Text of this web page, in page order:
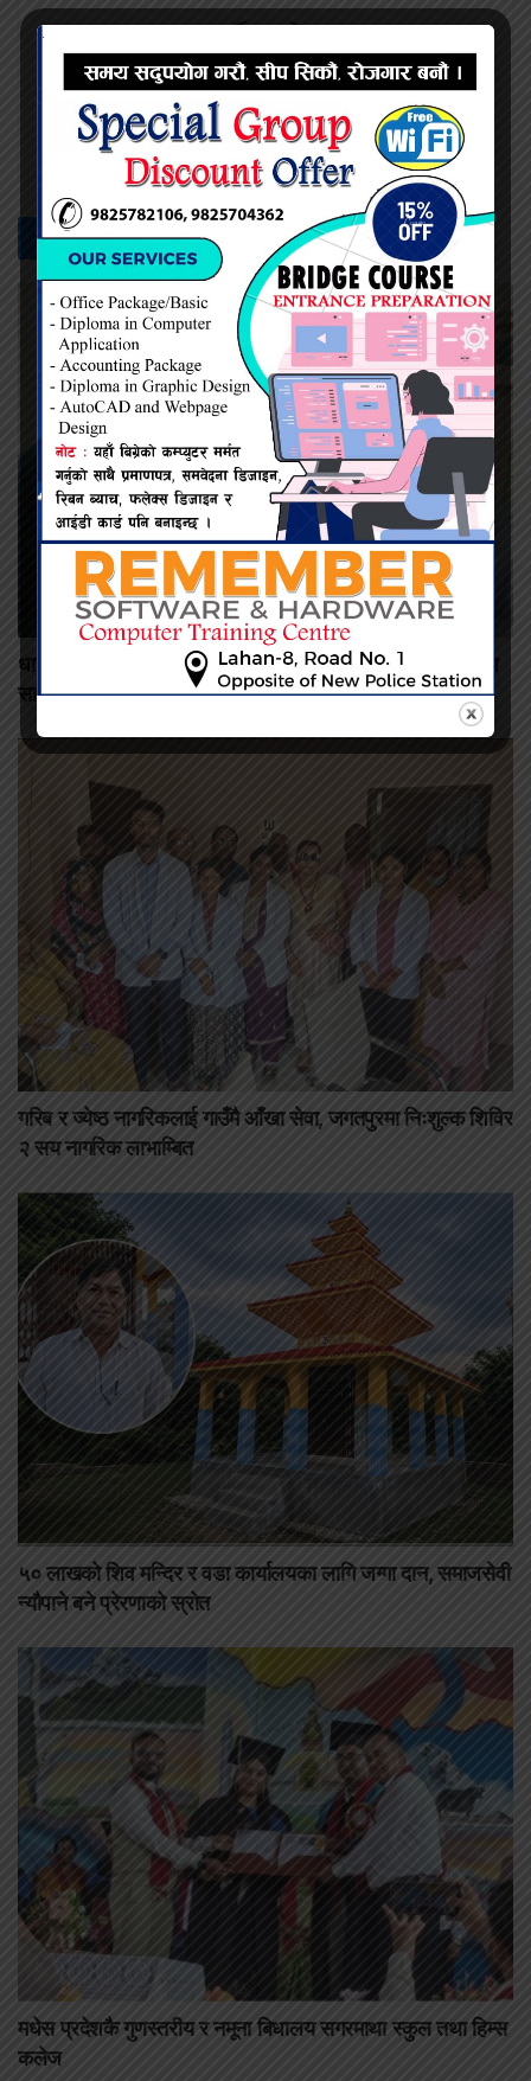
प्रदिप सिंह
सम्बन्धित -समाचार
धार्मिक आस्थामाथि आक्रमण भएको आरोप, विश्व हिन्दू परिषद्ले अघि
सार्यो आठबुँदे माग
गरिब र ज्येष्ठ नागरिकलाई गाउँमै आँखा सेवा, जगतपुरमा निःशुल्क शिविर
२ सय नागरिक लाभाम्बित
५० लाखको शिव मन्दिर र वडा कार्यालयका लागि जग्गा दान, समाजसेवी
न्यौपाने बने प्रेरणाको स्रोत
मधेस प्रदेशकै गुणस्तरीय र नमूना बिधालय सगरमाथा स्कुल तथा हिम्स
कलेज